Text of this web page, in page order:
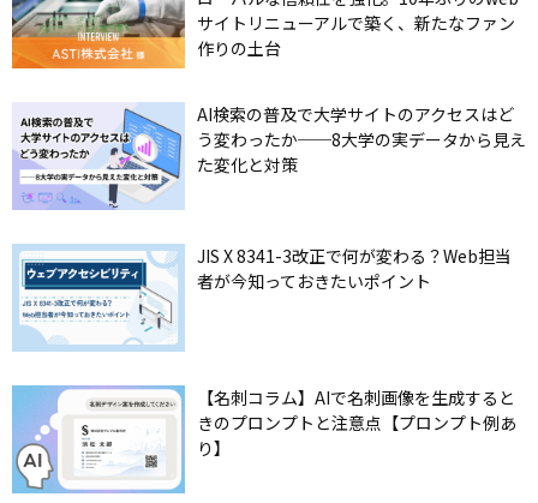
サイトリニューアルで築く、新たなファン
作りの土台
AI検索の普及で大学サイトのアクセスはど
う変わったか──8大学の実データから見え
た変化と対策
JIS X 8341-3改正で何が変わる？Web担当
者が今知っておきたいポイント
【名刺コラム】AIで名刺画像を生成すると
きのプロンプトと注意点【プロンプト例あ
り】